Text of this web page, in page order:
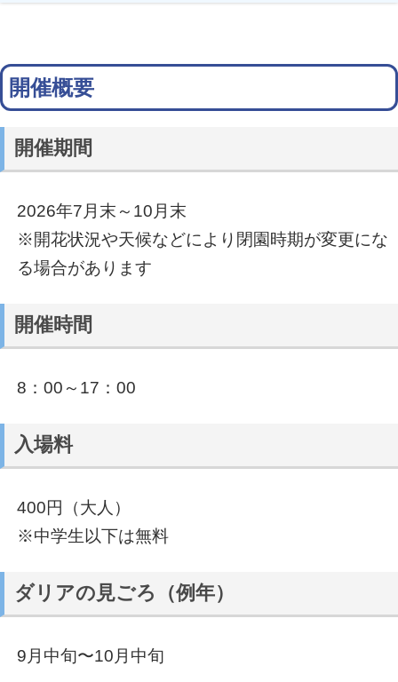
開催概要
開催期間
2026年7月末～10月末
※開花状況や天候などにより閉園時期が変更にな
る場合があります
開催時間
8：00～17：00
入場料
400円（大人）
※中学生以下は無料
ダリアの見ごろ（例年）
9月中旬〜10月中旬